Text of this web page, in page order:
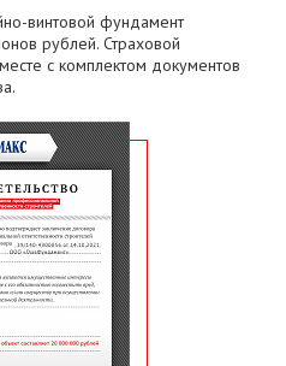
винтовой фундамент
рублей. Страховой
с комплектом документов